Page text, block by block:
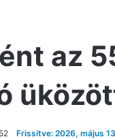
az
Frissítve: 2026, május